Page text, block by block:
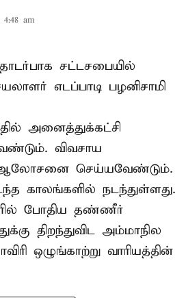
am
சட்டசபையில்
எடப்பாடி பழனிசாமி
அனைத்துக்கட்சி
விவசாய
ஆலோசனை செய்யவேண்டும்.
காலங்களில் நடந்துள்ளது.
போதிய தண்ணீர்
திறந்துவிட அம்மாநில
ஒழுங்காற்று வாரியத்தின்